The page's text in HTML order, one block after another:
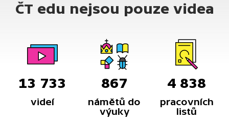
ČT edu nejsou pouze videa
13 733
videí
867
námětů do
výuky
4 838
pracovních
listů